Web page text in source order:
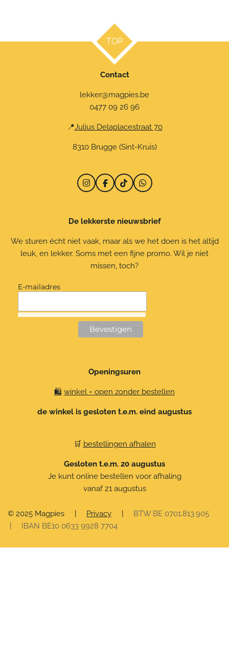
TOP
Contact
lekker@magpies.be
0477 09 26 96
📍Julius Delaplacestraat 70
8310 Brugge (Sint-Kruis)
I
n
a
r
m
F
a
b
o
T
i
o
W
h
s
p
De lekkerste nieuwsbrief
We sturen écht niet vaak, maar als we het doen is het altijd
leuk, en lekker. Soms met een fijne promo. Wil je niet
missen, toch?
E-mailadres
Openingsuren
🛍️ winkel = open zonder bestellen
de winkel is gesloten t.e.m. eind augustus
🛒 bestellingen afhalen
Gesloten t.e.m. 20 augustus
Je kunt online bestellen voor afhaling
vanaf 21 augustus
© 2025 Magpies Privacy
BTW BE 0701.813.905
| IBAN BE10 0633 9928 7704